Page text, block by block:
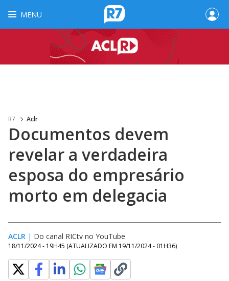
MENU
R7 Aclr
Documentos devem
revelar a verdadeira
esposa do empresário
morto em delegacia
ACLR | Do canal RICtv no YouTube
18/11/2024 - 19H45 (ATUALIZADO EM 19/11/2024 - 01H36)